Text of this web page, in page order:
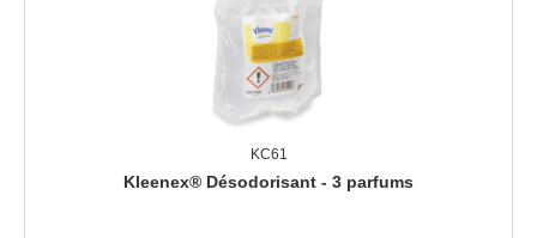
KC61
Kleenex® Désodorisant - 3 parfums